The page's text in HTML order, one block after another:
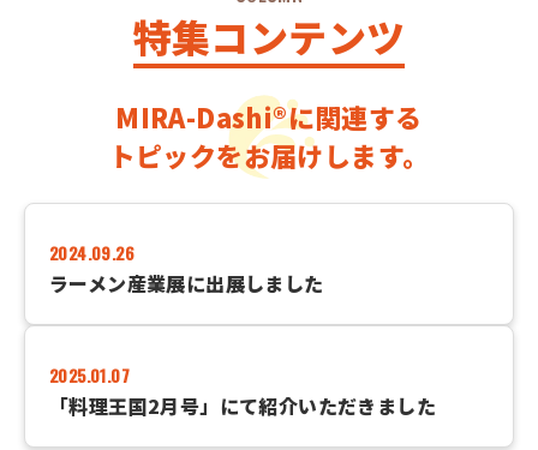
特集コンテンツ
MIRA-Dashi®に関連する
トピックをお届けします。
2024.09.26
ラーメン産業展に出展しました
2025.01.07
「料理王国2月号」にて紹介いただきました